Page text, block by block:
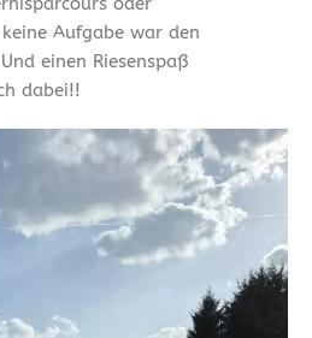
Aufgabe war den
einen Riesenspaß
dabei!!